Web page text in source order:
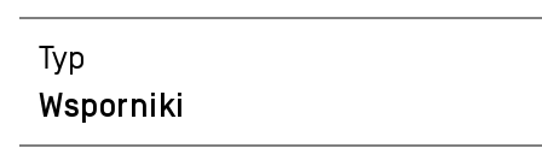
Typ
Wsporniki